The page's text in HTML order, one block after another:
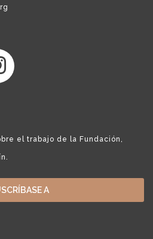
el trabajo de la Fundación,
A